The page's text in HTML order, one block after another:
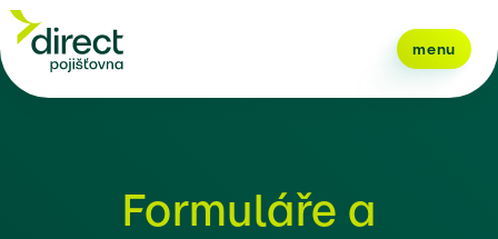
menu
Formuláře a